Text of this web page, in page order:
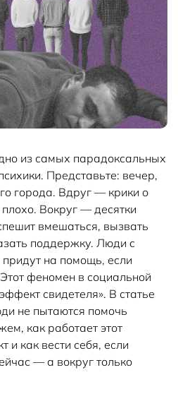
из самых парадоксальных
Представьте: вечер,
города. Вдруг — крики о
Вокруг — десятки
вмешаться, вызвать
поддержку. Люди с
на помощь, если
феномен в социальной
свидетеля». В статье
не пытаются помочь
как работает этот
и как вести себя, если
— а вокруг только